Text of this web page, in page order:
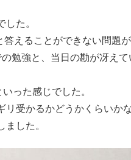
た。
えることができない問題
勉強と、当日の勘が冴えて
った感じでした。
受かるかどうかくらいか
した。